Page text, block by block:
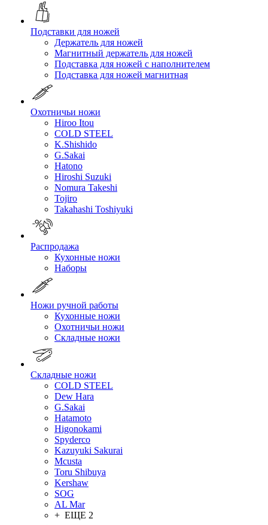
Подставки для ножей
Держатель для ножей
Магнитный держатель для ножей
Подставка для ножей с наполнителем
Подставка для ножей магнитная
Охотничьи ножи
Hiroo Itou
COLD STEEL
K.Shishido
G.Sakai
Hatono
Hiroshi Suzuki
Nomura Takeshi
Tojiro
Takahashi Toshiyuki
Распродажа
Кухонные ножи
Наборы
Ножи ручной работы
Кухонные ножи
Охотничьи ножи
Складные ножи
Складные ножи
COLD STEEL
Dew Hara
G.Sakai
Hatamoto
Higonokami
Spyderco
Kazuyuki Sakurai
Mcusta
Toru Shibuya
Kershaw
SOG
AL Mar
+ ЕЩЕ 2